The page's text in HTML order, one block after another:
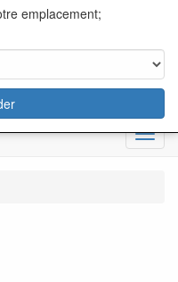
Menu
emplacement;